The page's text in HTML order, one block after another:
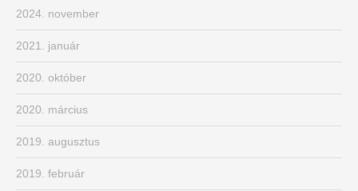
2024. november
2021. január
2020. október
2020. március
2019. augusztus
2019. február